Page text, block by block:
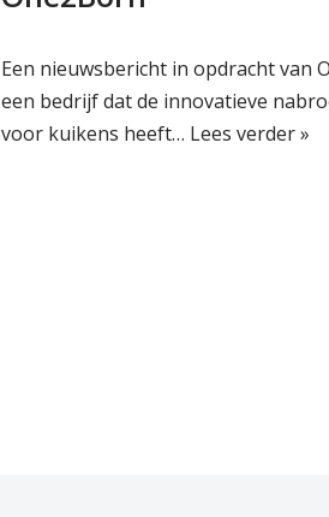
Een nieuwsbericht in opdracht van
een bedrijf dat de innovatieve
voor kuikens heeft… Lees verder »